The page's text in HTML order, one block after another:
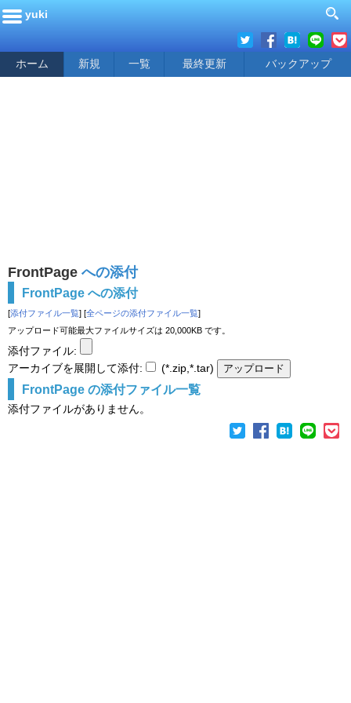
yuki
ホーム 新規 一覧 最終更新 バックアップ
FrontPage への添付
FrontPage への添付
[添付ファイル一覧] [全ページの添付ファイル一覧]
アップロード可能最大ファイルサイズは 20,000KB です。
添付ファイル:
アーカイブを展開して添付:
(*.zip,*.tar)
FrontPage の添付ファイル一覧
添付ファイルがありません。